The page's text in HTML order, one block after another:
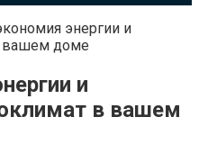
энергии и
вашем доме
и
в вашем